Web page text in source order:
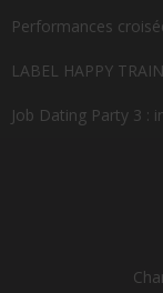
Performances
LABEL HAPPY
Job Dating Party 3 :